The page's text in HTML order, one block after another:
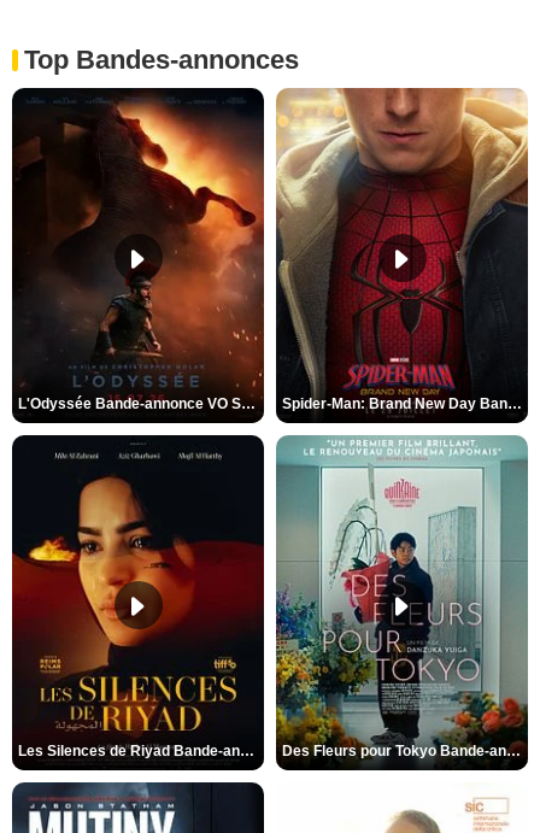
Top Bandes-annonces
L'Odyssée Bande-annonce VO STFR Spider-Man: Brand New Day Bande-annonce VO STFR
Les Silences de Riyad Bande-annonce VO STFR Des Fleurs pour Tokyo Bande-annonce VO STFR